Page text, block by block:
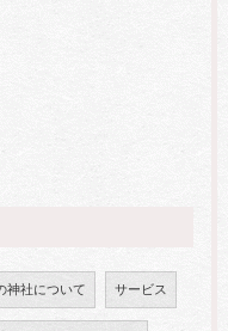
神社について サービス